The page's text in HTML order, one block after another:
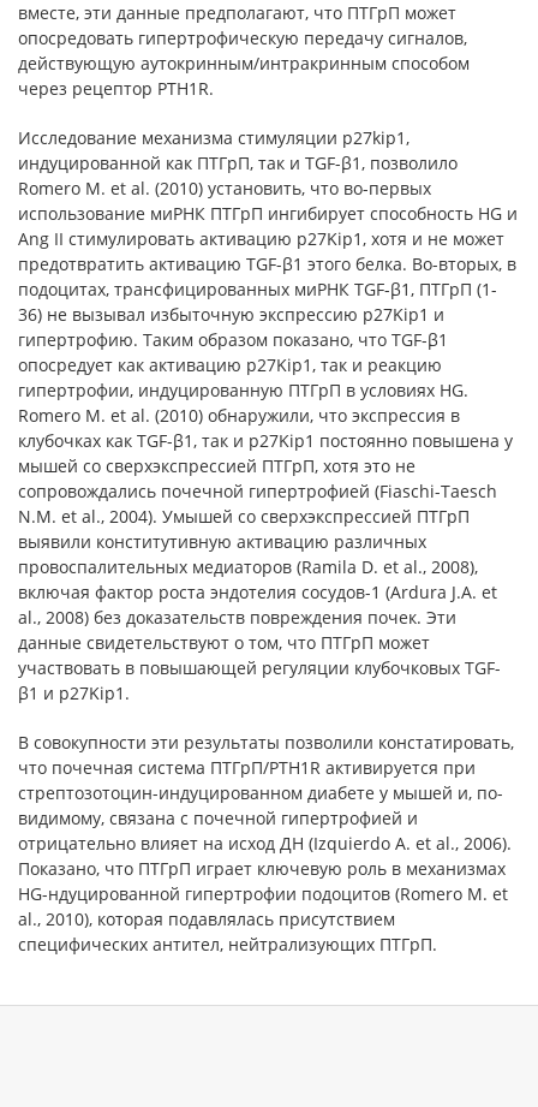
вместе, эти данные предполагают, что ПТГрП может
опосредовать гипертрофическую передачу сигналов,
действующую аутокринным/интракринным способом
через рецептор PTH1R.
Исследование механизма стимуляции p27kip1,
индуцированной как ПТГрП, так и TGF-β1, позволило
Romero M. et al. (2010) установить, что во-первых
использование миРНК ПТГрП ингибирует способность HG и
Ang II стимулировать активацию p27Kip1, хотя и не может
предотвратить активацию TGF-β1 этого белка. Во-вторых, в
подоцитах, трансфицированных миРНК TGF-β1, ПТГрП (1-
36) не вызывал избыточную экспрессию p27Kip1 и
гипертрофию. Таким образом показано, что TGF-β1
опосредует как активацию p27Kip1, так и реакцию
гипертрофии, индуцированную ПТГрП в условиях HG.
Romero M. et al. (2010) обнаружили, что экспрессия в
клубочках как TGF-β1, так и p27Kip1 постоянно повышена у
мышей со сверхэкспрессией ПТГрП, хотя это не
сопровождались почечной гипертрофией (Fiaschi-Taesch
N.M. et al., 2004). Умышей со сверхэкспрессией ПТГрП
выявили конститутивную активацию различных
провоспалительных медиаторов (Ramila D. et al., 2008),
включая фактор роста эндотелия сосудов-1 (Ardura J.A. et
al., 2008) без доказательств повреждения почек. Эти
данные свидетельствуют о том, что ПТГрП может
участвовать в повышающей регуляции клубочковых TGF-
β1 и p27Kip1.
В совокупности эти результаты позволили констатировать,
что почечная система ПТГрП/PTH1R активируется при
стрептозотоцин-индуцированном диабете у мышей и, по-
видимому, связана с почечной гипертрофией и
отрицательно влияет на исход ДН (Izquierdo A. et al., 2006).
Показано, что ПТГрП играет ключевую роль в механизмах
HG-ндуцированной гипертрофии подоцитов (Romero M. et
al., 2010), которая подавлялась присутствием
специфических антител, нейтрализующих ПТГрП.